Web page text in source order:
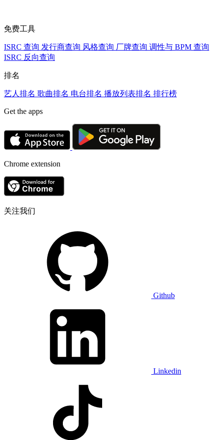
免费工具
ISRC 查询 发行商查询 风格查询 厂牌查询 调性与 BPM 查询
ISRC 反向查询
排名
艺人排名 歌曲排名 电台排名 播放列表排名 排行榜
Get the apps
Chrome extension
关注我们
Github
Linkedin